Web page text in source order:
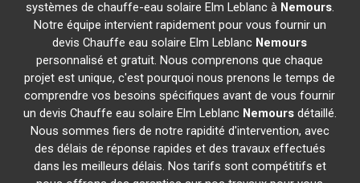
systèmes de chauffe-eau solaire Elm Leblanc à Nemours.
Notre équipe intervient rapidement pour vous fournir un
devis Chauffe eau solaire Elm Leblanc Nemours
personnalisé et gratuit. Nous comprenons que chaque
projet est unique, c'est pourquoi nous prenons le temps de
comprendre vos besoins spécifiques avant de vous fournir
un devis Chauffe eau solaire Elm Leblanc Nemoursdétaillé.
Nous sommes fiers de notre rapidité d'intervention, avec
des délais de réponse rapides et des travaux effectués
dans les meilleurs délais. Nos tarifs sont compétitifs et